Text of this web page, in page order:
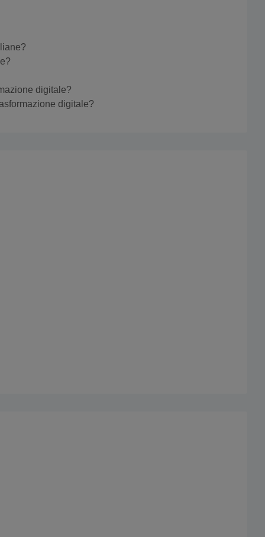
digitale?
digitale?